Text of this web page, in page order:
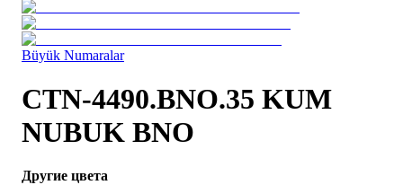
Büyük Numaralar
CTN-4490.BNO.35 KUM
NUBUK BNO
Другие цвета